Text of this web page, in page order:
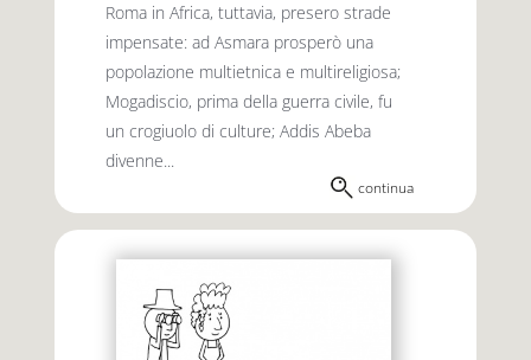
Roma in Africa, tuttavia, presero strade
impensate: ad Asmara prosperò una
popolazione multietnica e multireligiosa;
Mogadiscio, prima della guerra civile, fu
un crogiuolo di culture; Addis Abeba
divenne...
continua